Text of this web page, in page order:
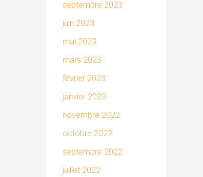
septembre 2023
juin 2023
mai 2023
mars 2023
février 2023
janvier 2023
novembre 2022
octobre 2022
septembre 2022
juillet 2022